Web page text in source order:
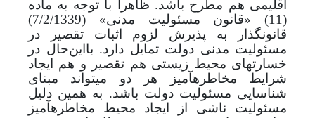
اقلیمی هم مطرح باشد. ظاهراً با توجه به ماده
(11) «
قانون مسئولیت مدنی» (7/2/1339)
قانونگذار به پذیرش لزوم اثبات تقصیر در
مسئولیت مدنی دولت تمایل دارد. با‌این‌حال در
خسارت­های محیط زیستی هم تقصیر و هم ایجاد
شرایط مخاطره­آمیز هر دو می­تواند مبنای
شناسایی مسئولیت دولت باشد. به همین دلیل
مسئولیت ناشی از ایجاد محیط مخاطره­آمیز